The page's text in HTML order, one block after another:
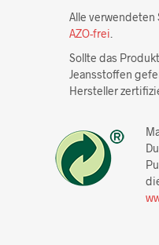
Alle
AZO-frei
Sollte das
Jeansstoffen
Hersteller